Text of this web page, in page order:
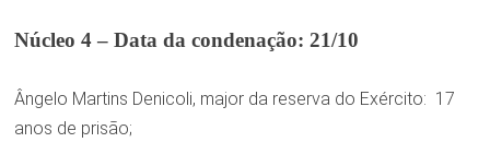
Núcleo 4 – Data da condenação: 21/10
Ângelo Martins Denicoli, major da reserva do Exército: 17
anos de prisão;